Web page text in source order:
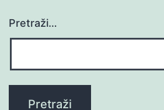
Pretraži…